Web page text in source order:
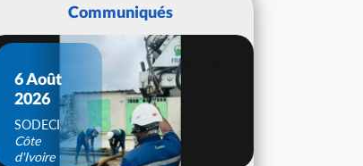
Communiqués
6 Août
2026
SODECI
Côte
d'Ivoire